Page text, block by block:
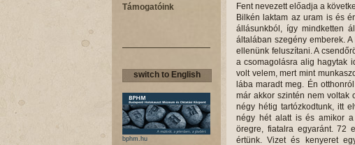
Támogatóink
switch to English
bphm.hu
Fent nevezett előadja a
Bilkén laktam az uram is és
állásunkból, így mindketten
általában szegény emberek.
ellenünk feluszítani. A
a csomagolásra alig hagytak
volt velem, mert mint
lába maradt meg. Én
már akkor szintén nem voltak
négy hétig tartózkodtunk, itt
négy hét alatt is és amikor a
öregre, fiatalra egyaránt. 72
értünk. Vizet és kenyeret